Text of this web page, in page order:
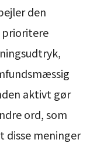
den
prioritere
aktivt gør
ord, som
meninger